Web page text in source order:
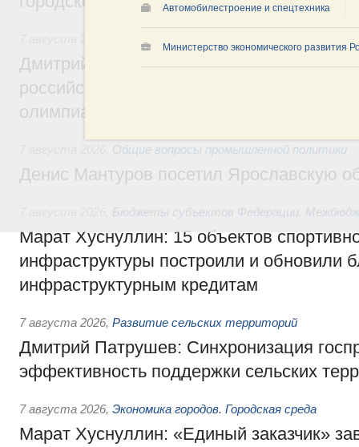
Автомобилестроение и спецтехника
Министерство экономического развития
Дмитрий Чернышенко и Сергей Кравцов
российскую сборную с победой на
олимпиаде по искусственному
Общие вопросы промышленной политики
Денис Мантуров посетил Ярославскую
Бюджеты субъектов Федерации.
Марат Хуснуллин: 15 объектов
инфраструктуры построили и обновили
инфраструктурным кредитам
7 августа 2026, Развитие сельских территорий
Дмитрий Патрушев: Синхронизация
эффективность поддержки сельских
7 августа 2026, Экономика городов. Городская среда
Марат Хуснуллин: «Единый заказчик»